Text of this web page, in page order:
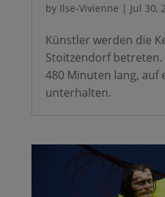
by Ilse-Vivienne | Jul 30,
Künstler werden die
Stoitzendorf betreten.
480 Minuten lang, auf
unterhalten.